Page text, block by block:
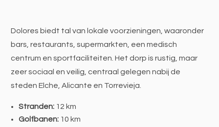
Dolores biedt tal van lokale voorzieningen, waaronder
bars, restaurants, supermarkten, een medisch
centrum en sportfaciliteiten. Het dorp is rustig, maar
zeer sociaal en veilig, centraal gelegen nabij de
steden Elche, Alicante en Torrevieja.
Stranden: 12 km
Golfbanen: 10 km